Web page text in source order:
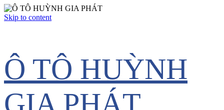
Skip to content
Ô TÔ HUỲNH